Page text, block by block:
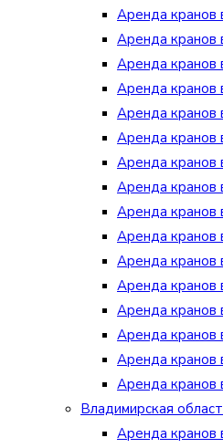
Аренда кранов
Аренда кранов
Аренда кранов
Аренда кранов
Аренда кранов
Аренда кранов
Аренда кранов
Аренда кранов
Аренда кранов
Аренда кранов
Аренда
Аренда
Аренда кранов
Аренда кранов
Аренда кранов
Аренда кранов
Владимирская
Аренда кранов